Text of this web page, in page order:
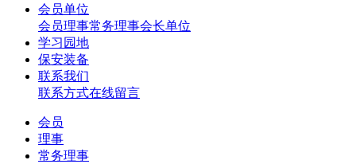
会员单位
会员理事常务理事会长单位
学习园地
保安装备
联系我们
联系方式在线留言
会员
理事
常务理事